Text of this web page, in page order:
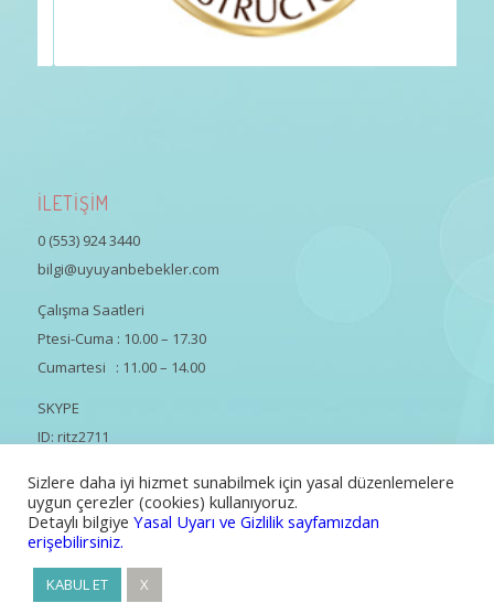
İLETİŞİM
0 (553) 924 3440
bilgi@uyuyanbebekler.com
Çalışma Saatleri
Ptesi-Cuma : 10.00 – 17.30
Cumartesi : 11.00 – 14.00
SKYPE
ID: ritz2711
Tüm Hakları Saklıdır | Güliz Özsaruhan
Sizlere daha iyi hizmet sunabilmek için yasal düzenlemelere
uygun çerezler (cookies) kullanıyoruz.
Detaylı bilgiye Yasal Uyarı ve Gizlilik sayfamızdan
erişebilirsiniz.
KABUL ET X